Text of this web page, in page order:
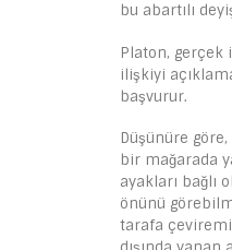
bu abartılı
Platon, gerçek
ilişkiyi
başvurur.
Düşünüre
bir mağarada
ayakları bağlı
önünü
tarafa